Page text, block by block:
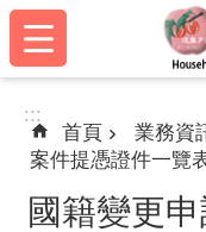
跳到主要內容區塊
:::
:::
首頁 業務資
案件提憑證件一覽
國籍變更